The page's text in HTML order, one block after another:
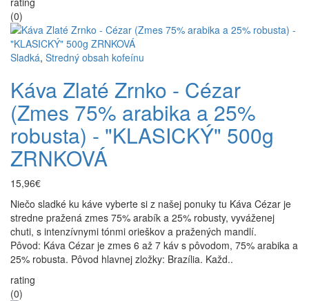
(0)
Sladká, Stredný obsah kofeínu
Káva Zlaté Zrnko - Cézar
(Zmes 75% arabika a 25%
robusta) - "KLASICKÝ" 500g
ZRNKOVÁ
15,96€
Niečo sladké ku káve vyberte si z našej ponuky tu Káva Cézar je
stredne pražená zmes 75% arabík a 25% robusty, vyváženej
chuti, s intenzívnymi tónmi orieškov a pražených mandlí.
Pôvod: Káva Cézar je zmes 6 až 7 káv s pôvodom, 75% arabika a
25% robusta. Pôvod hlavnej zložky: Brazília. Každ..
rating
(0)